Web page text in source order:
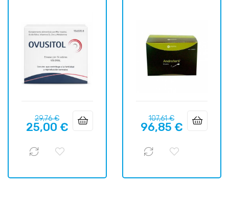
Precio
regular
29,76 €Precio
25,00 €
Precio
regular
107,61 €Precio
96,85 €